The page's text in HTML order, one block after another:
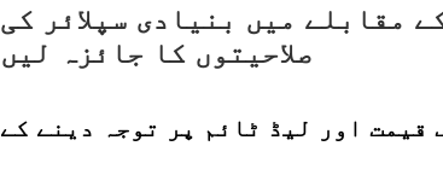
مقابلے میں بنیادی سپلائر کی
صلاحیتوں کا جائزہ لیں
قیمت اور لیڈ ٹائم پر توجہ دینے کے